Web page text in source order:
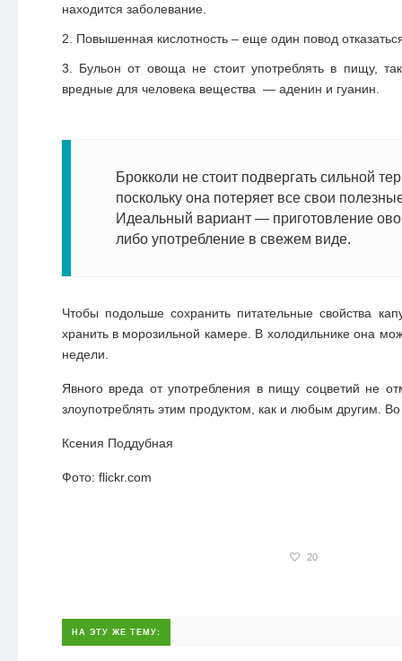
находится заболевание.
Повышенная кислотность – еще один повод
Бульон от овоща не стоит употреблять в пищу,
вредные для человека вещества — аденин и гуанин.
Брокколи не стоит подвергать сильной
поскольку она потеряет все свои
Идеальный вариант — приготовление
либо употребление в свежем виде.
Чтобы подольше сохранить питательные свойства
хранить в морозильной камере. В холодильнике она
недели.
Явного вреда от употребления в пищу соцветий не
злоупотреблять этим продуктом, как и любым другим.
Ксения Поддубная
Фото: flickr.com
20
НА ЭТУ ЖЕ ТЕМУ: